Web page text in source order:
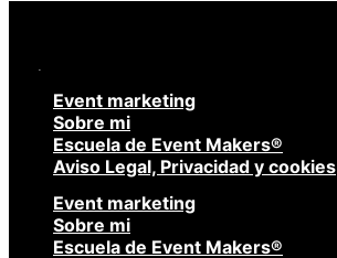
Event marketing
Sobre mi
Escuela de Event Makers®
Aviso Legal, Privacidad y cookies
Event marketing
Sobre mi
Escuela de Event Makers®